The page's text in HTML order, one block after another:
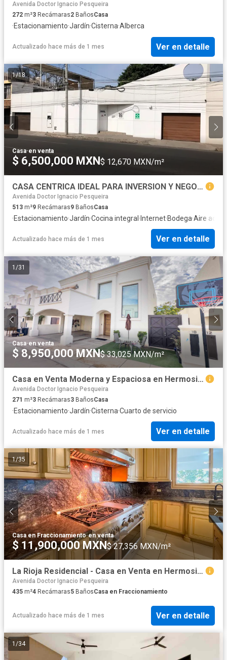
Avenida Doctor Ignacio Pesqueira
272 m²3 Recámaras2 BañosCasa
·Estacionamiento·Jardín·Cisterna·Alberca
Actualizado hace más de 1 mes Ver en detalle
1/18
Casa·en venta
$ 6,500,000 MXN $ 12,670 MXN/m²
CASA CENTRICA IDEAL PARA INVERSION Y NEGOCIO. COLONIA CENTRO
Avenida Doctor Ignacio Pesqueira
513 m²9 Recámaras9 BañosCasa
·Estacionamiento·Jardín·Cocina integral · Internet·Bodega·Aire
Actualizado hace más de 1 mes Ver en detalle
1 /31
Casa·en venta
$ 8,950,000 MXN$ 33,025 MXN/m²
Casa en Venta Moderna y Espaciosa en Hermosillo, Sonora. Al norte de la cd
Avenida Doctor Ignacio Pesqueira
271 m²3 Recámaras3 BañosCasa
·Estacionamiento·Jardín·Cisterna·Cuarto de servicio
Actualizado hace más de 1 mes Ver en detalle
1/35
Casa en Fraccionamiento·en venta
$ 11,900,000 MXN$ 27,356 MXN/m²
La Rioja Residencial - Casa en Venta en Hermosillo, Son.
Avenida Doctor Ignacio Pesqueira
435 m²4 Recámaras5 BañosCasa en Fraccionamiento
Actualizado hace más de 1 mes Ver en detalle
1 /34